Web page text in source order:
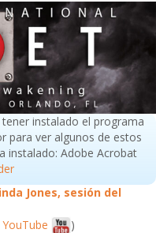
tener instalado el programa
para ver algunos de estos
instalado: Adobe Acrobat
Jones, sesión del
)